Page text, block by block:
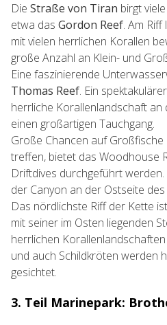
Die Straße von Tiran birgt
etwa das Gordon Reef. Am
mit vielen herrlichen Korallen
große Anzahl an Klein- und
Eine faszinierende
Thomas Reef. Ein
herrliche Korallenlandschaft
einen großartigen Tauchgang.
Große Chancen auf Großfische
treffen, bietet das Woodhouse
Driftdives durchgeführt
der Canyon an der Ostseite des
Das nördlichste Riff der Kette
mit seiner im Osten liegenden
herrlichen
und auch Schildkröten werden
gesichtet.
3. Teil Marinepark: